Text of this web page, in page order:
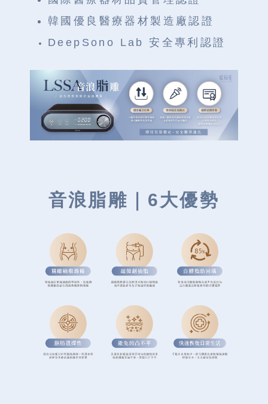
韓國優良醫療器材製造廠認證
DeepSono Lab 安全專利認證
音浪脂雕｜6大優勢